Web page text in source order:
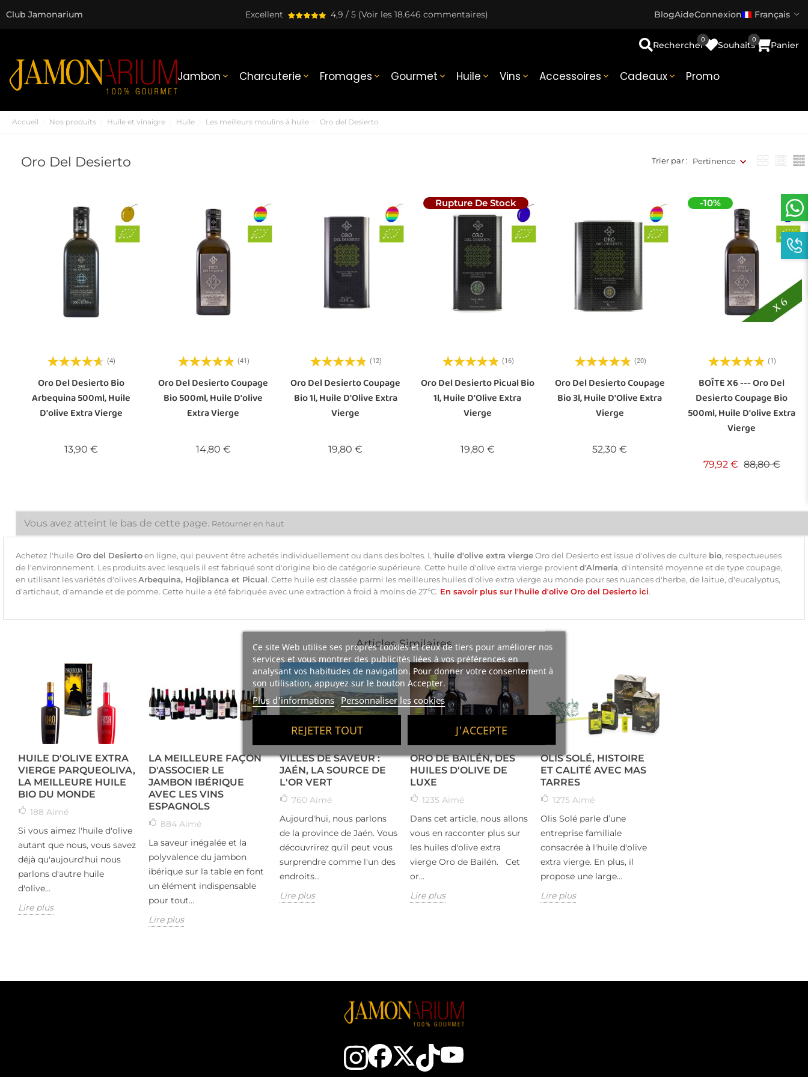
Ce site Web utilise ses propres cookies et ceux de tiers pour améliorer nos
services et vous montrer des publicités liées à vos préférences en
analysant vos habitudes de navigation. Pour donner votre consentement à
son utilisation, appuyez sur le bouton Accepter.
Plus d'informations Personnaliser les cookies
REJETER TOUT J'ACCEPTE
Club Jamonarium Excellent 4,9 / 5 (Voir les 18.646 commentaires) BlogAideConnexion Français
Jambon  Charcuterie  Fromages  Gourmet  Huile  Vins  Accessoires  Cadeaux  Promo
Rechercher Souhaits
0
Panier
0
Accueil Nos produits Huile et vinaigre Huile Les meilleurs moulins à huile Oro del Desierto
Oro Del Desierto Trier par : Pertinence
(4)
Oro Del Desierto Bio
Arbequina 500ml, Huile
D'olive Extra Vierge
13,90 €Prix
(41)
Oro Del Desierto Coupage
Bio 500ml, Huile D'olive
Extra Vierge
14,80 €Prix
(12)
Oro Del Desierto Coupage
Bio 1l, Huile D'Olive Extra
Vierge
19,80 €
Rupture De Stock
(16)
Oro Del Desierto Picual Bio
1l, Huile D'Olive Extra
Vierge
19,80 €Prix
(20)
Oro Del Desierto Coupage
Bio 3l, Huile D'Olive Extra
Vierge
52,30 €
-10%
(1)
BOÎTE X6 --- Oro Del
Desierto Coupage Bio
500ml, Huile D'olive Extra
Vierge
79,92 € Prix de base
88,80 €Prix
Vous avez atteint le bas de cette page. Retourner en haut
Achetez l'huile Oro del Desiertoen ligne, qui peuvent être achetés individuellement ou dans des boîtes. L'huile d'olive extra viergeOro del Desierto est issue d'olives de culture bio, respectueuses
de l'environnement. Les produits avec lesquels il est fabriqué sont d'origine bio de catégorie supérieure. Cette huile d'olive extra vierge provientd'Almería, d'intensité moyenne et de type coupage,
en utilisant les variétés d'olivesArbequina, Hojiblanca et Picual. Cette huile est classée parmi les meilleures huiles d'olive extra vierge au monde pour ses nuances d'herbe, de laitue, d'eucalyptus,
d'artichaut, d'amande et de pomme. Cette huile a été fabriquée avec une extraction à froid à moins de 27ºC. En savoir plus sur l'huile d'olive Oro del Desierto ici.
Articles Similaires
HUILE D'OLIVE EXTRA
VIERGE PARQUEOLIVA,
LA MEILLEURE HUILE
BIO DU MONDE
188 Aimé
Si vous aimez l'huile d'olive
autant que nous, vous savez
déjà qu'aujourd'hui nous
parlons d'autre huile
d'olive...
Lire plus
LA MEILLEURE FAÇON
D'ASSOCIER LE
JAMBON IBÉRIQUE
AVEC LES VINS
ESPAGNOLS
884 Aimé
La saveur inégalée et la
polyvalence du jambon
ibérique sur la table en font
un élément indispensable
pour tout...
Lire plus
VILLES DE SAVEUR :
JAÉN, LA SOURCE DE
L'OR VERT
760 Aimé
Aujourd'hui, nous parlons
de la province de Jaén. Vous
découvrirez qu'il peut vous
surprendre comme l'un des
endroits...
Lire plus
ORO DE BAILÉN, DES
HUILES D'OLIVE DE
LUXE
1235 Aimé
Dans cet article, nous allons
vous en racconter plus sur
les huiles d'olive extra
vierge Oro de Bailén. Cet
or...
Lire plus
OLIS SOLÉ, HISTOIRE
ET CALITÉ AVEC MAS
TARRES
1275 Aimé
Olis Solé parle d’une
entreprise familiale
consacrée à l'huile d'olive
extra vierge. En plus, il
propose une large...
Lire plus